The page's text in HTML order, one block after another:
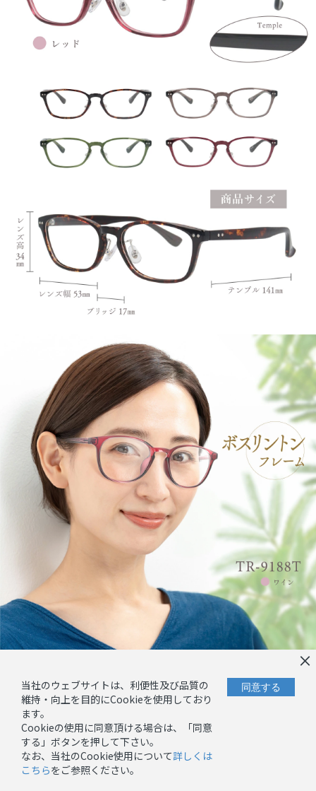
×
当社のウェブサイトは、利便性及び品質の
維持・向上を目的にCookieを使用しており
ます。
Cookieの使用に同意頂ける場合は、「同意
する」ボタンを押して下さい。
なお、当社のCookie使用について詳しくは
こちらをご参照ください。
同意する
今すぐご注文の方はこちらから